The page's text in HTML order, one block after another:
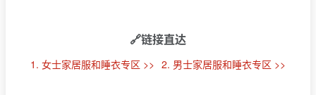
🔗链接直达
1. 女士家居服和睡衣专区 >> 2. 男士家居服和睡衣专区 >>